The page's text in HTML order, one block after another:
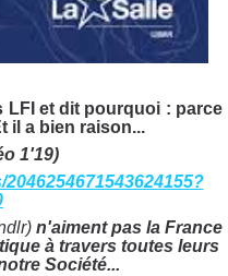
LFI et dit pourquoi : parce
il a bien raison...
1'19)
n'aiment pas la France
à travers toutes leurs
Société...